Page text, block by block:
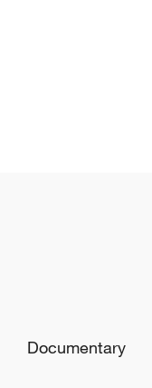
Documentary